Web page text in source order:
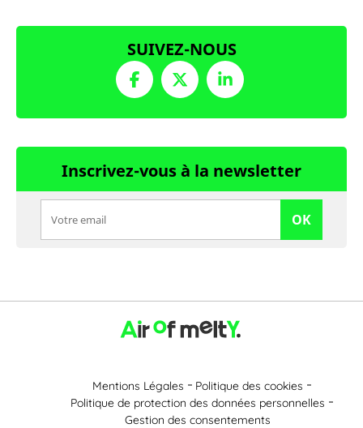
SUIVEZ-NOUS
Inscrivez-vous à la newsletter
OK
Mentions Légales
Politique des cookies
Politique de protection des données personnelles
Gestion des consentements